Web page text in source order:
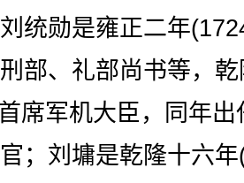
统勋是雍正二年
部、礼部尚书等，
席军机大臣，同年出
；刘墉是乾隆十六